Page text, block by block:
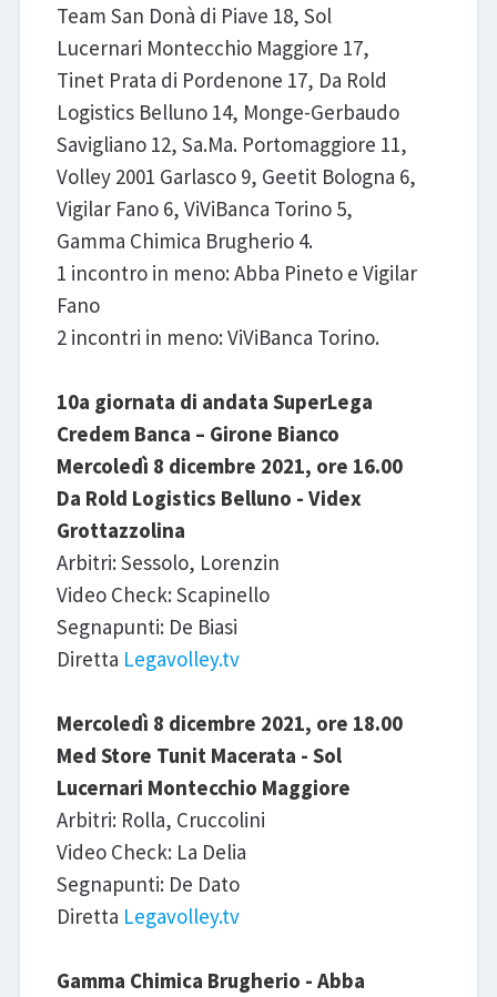
Team San Donà di Piave 18, Sol
Lucernari Montecchio Maggiore 17,
Tinet Prata di Pordenone 17, Da Rold
Logistics Belluno 14, Monge-Gerbaudo
Savigliano 12, Sa.Ma. Portomaggiore 11,
Volley 2001 Garlasco 9, Geetit Bologna 6,
Vigilar Fano 6, ViViBanca Torino 5,
Gamma Chimica Brugherio 4.
1 incontro in meno: Abba Pineto e Vigilar
Fano
2 incontri in meno: ViViBanca Torino.
10a giornata di andata SuperLega
Credem Banca – Girone Bianco
Mercoledì 8 dicembre 2021, ore 16.00
Da Rold Logistics Belluno - Videx
Grottazzolina
Arbitri: Sessolo, Lorenzin
Video Check: Scapinello
Segnapunti: De Biasi
Diretta Legavolley.tv
Mercoledì 8 dicembre 2021, ore 18.00
Med Store Tunit Macerata - Sol
Lucernari Montecchio Maggiore
Arbitri: Rolla, Cruccolini
Video Check: La Delia
Segnapunti: De Dato
Diretta Legavolley.tv
Gamma Chimica Brugherio - Abba